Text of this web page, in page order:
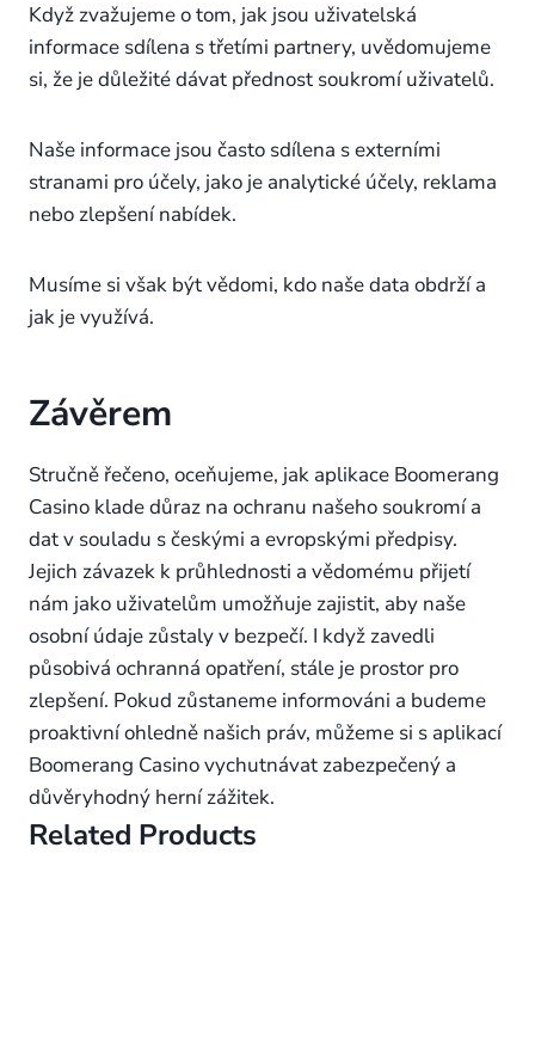
Když zvažujeme o tom, jak jsou uživatelská
informace sdílena s třetími partnery, uvědomujeme
si, že je důležité dávat přednost soukromí uživatelů.
Naše informace jsou často sdílena s externími
stranami pro účely, jako je analytické účely, reklama
nebo zlepšení nabídek.
Musíme si však být vědomi, kdo naše data obdrží a
jak je využívá.
Závěrem
Stručně řečeno, oceňujeme, jak aplikace Boomerang
Casino klade důraz na ochranu našeho soukromí a
dat v souladu s českými a evropskými předpisy.
Jejich závazek k průhlednosti a vědomému přijetí
nám jako uživatelům umožňuje zajistit, aby naše
osobní údaje zůstaly v bezpečí. I když zavedli
působivá ochranná opatření, stále je prostor pro
zlepšení. Pokud zůstaneme informováni a budeme
proaktivní ohledně našich práv, můžeme si s aplikací
Boomerang Casino vychutnávat zabezpečený a
důvěryhodný herní zážitek.
Related Products